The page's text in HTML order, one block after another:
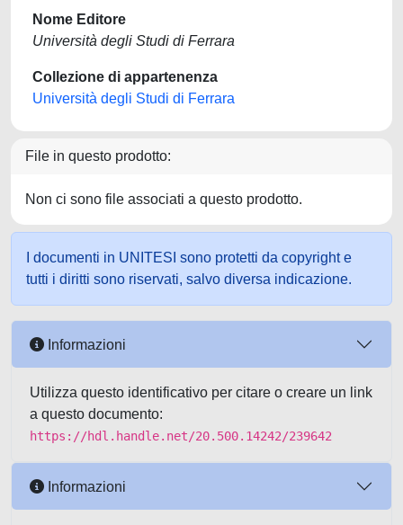
Nome Editore
Università degli Studi di Ferrara
Collezione di appartenenza
Università degli Studi di Ferrara
File in questo prodotto:
Non ci sono file associati a questo prodotto.
I documenti in UNITESI sono protetti da copyright e
tutti i diritti sono riservati, salvo diversa indicazione.
Informazioni
Utilizza questo identificativo per citare o creare un link
a questo documento:
https://hdl.handle.net/20.500.14242/239642
Informazioni